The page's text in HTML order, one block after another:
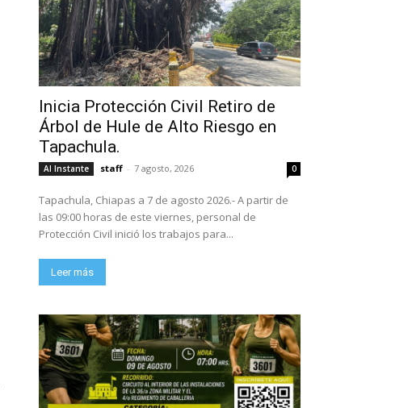
Inicia Protección Civil Retiro de
Árbol de Hule de Alto Riesgo en
Tapachula.
Al Instante staff - 7 agosto, 2026 0
Tapachula, Chiapas a 7 de agosto 2026.- A partir de
las 09:00 horas de este viernes, personal de
Protección Civil inició los trabajos para...
Leer más